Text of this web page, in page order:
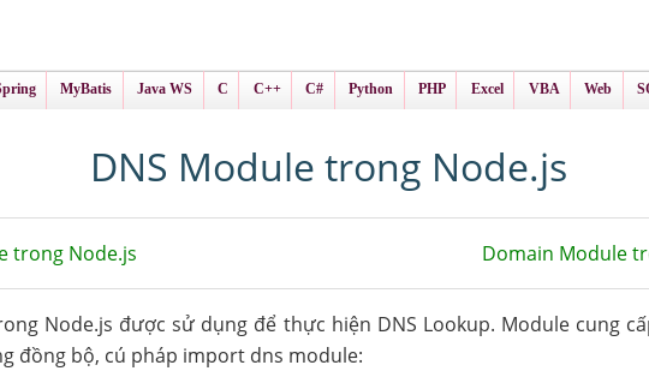
MyBatis Java WS C C++ C# Python PHP Excel VBA Web
DNS Module trong Node.js
trong Node.js Domain Module
Node.js được sử dụng để thực hiện DNS Lookup. Module cung
đồng bộ, cú pháp import dns module: